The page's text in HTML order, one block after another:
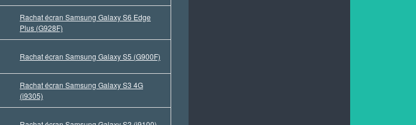
Rachat écran Samsung Galaxy S6 Edge
Plus (G928F)
Rachat écran Samsung Galaxy S5 (G900F)
Rachat écran Samsung Galaxy S3 4G
(i9305)